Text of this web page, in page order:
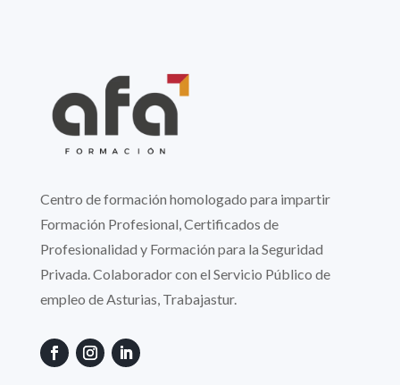
Centro de formación homologado para impartir
Formación Profesional, Certificados de
Profesionalidad y Formación para la Seguridad
Privada. Colaborador con el Servicio Público de
empleo de Asturias, Trabajastur.